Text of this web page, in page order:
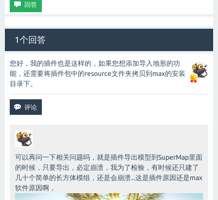
1个回答
您好，我的插件也是这样的，如果您想添加导入地形的功
能，还需要将插件包中的resource文件夹拷贝到max的安装
目录下。
可以再问一下相关问题吗，就是插件导出模型到SuperMap里面
的时候，只要导出，必定崩溃，我为了检验，有时候还只建了
几十个简单的长方体模组，还是会崩溃...这是插件原因还是max
软件原因啊，